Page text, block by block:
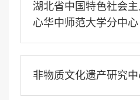
湖北省中国特色社会
心华中师范大学分中心
非物质文化遗产研究